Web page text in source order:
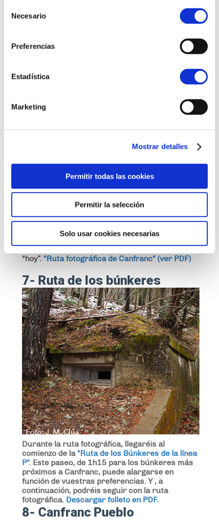
Necesario
Preferencias
Estadística
Marketing
Mostrar detalles
Permitir todas las cookies
Permitir la selección
Solo usar cookies necesarias
6- Ruta fotográfica
podremos descubrir una colección de
fotografías que muestran cómo ha sido la vida
fotografías inéditas en las que se observan
detalles de paisajes, personas e
“hoy”. "Ruta fotográfica de Canfranc" (ver PDF)
7- Ruta de los búnkeres
Durante la ruta fotográfica, llegaréis al
comienzo de la "Ruta de los Búnkeres de la línea
P". Este paseo, de 1h15 para los búnkeres más
próximos a Canfranc, puede alargarse en
función de vuestras preferencias. Y , a
continuación, podréis seguir con la ruta
fotográfica. Descargar folleto en PDF.
8- Canfranc Pueblo